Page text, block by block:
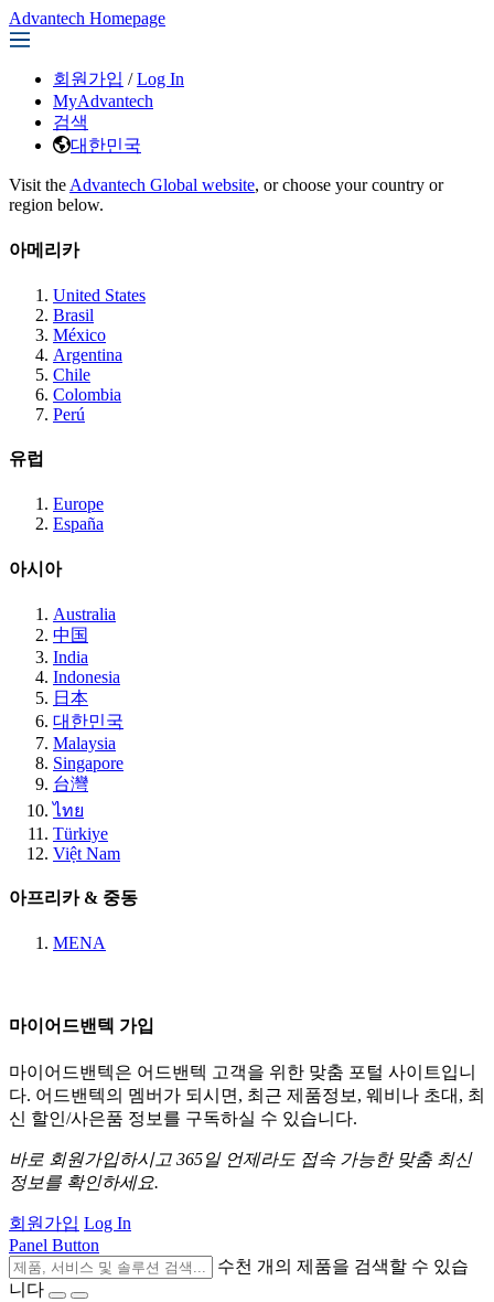
Advantech Homepage
회원가입 / Log In
MyAdvantech
검색
대한민국
Visit the Advantech Global website, or choose your country or
region below.
아메리카
United States
Brasil
México
Argentina
Chile
Colombia
Perú
유럽
Europe
España
아시아
Australia
中国
India
Indonesia
日本
대한민국
Malaysia
Singapore
台灣
ไทย
Türkiye
Việt Nam
아프리카 & 중동
MENA
마이어드밴텍 가입
마이어드밴텍은 어드밴텍 고객을 위한 맞춤 포털 사이트입니
다. 어드밴텍의 멤버가 되시면, 최근 제품정보, 웨비나 초대, 최
신 할인/사은품 정보를 구독하실 수 있습니다.
바로 회원가입하시고 365일 언제라도 접속 가능한 맞춤 최신
정보를 확인하세요.
회원가입 Log In
Panel Button
수천 개의 제품을 검색할 수 있습
니다